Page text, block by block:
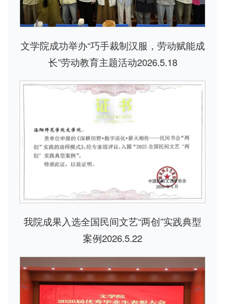
文学院成功举办“巧手裁制汉服，劳动赋能成
长”劳动教育主题活动2026.5.18
我院成果入选全国民间文艺“两创”实践典型
案例2026.5.22